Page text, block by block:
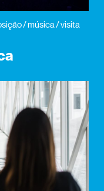
/ música / visita